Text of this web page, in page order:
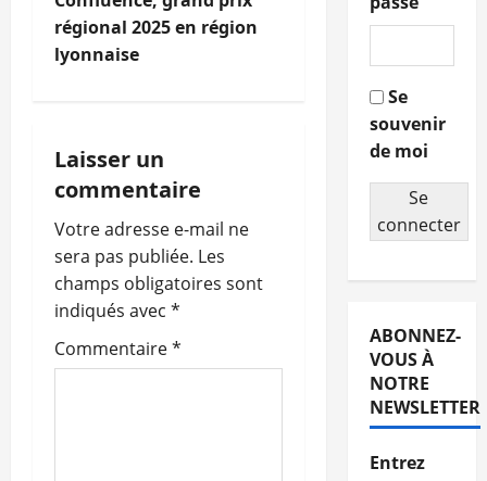
v
a
t
i
o
n
régional 2025 en région
lyonnaise
Laisser un
commentaire
Votre adresse e-mail ne
sera pas publiée. Les
champs obligatoires sont
indiqués avec *
Commentaire*
Se
souvenir
de moi
Se
connecter
ABONNEZ-
VOUS À
NOTRE
NEWSLETTER
Entrez